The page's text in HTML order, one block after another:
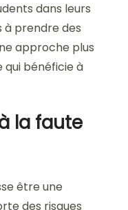
dans leurs
à prendre des
approche plus
qui bénéficie à
la faute
être une
des risques